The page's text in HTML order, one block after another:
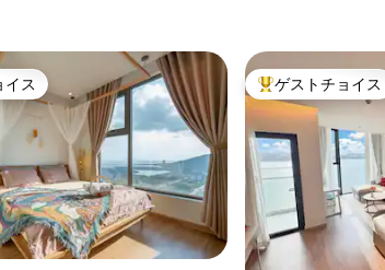
イス
イス 大好評のゲストチ
ゲストチョイス